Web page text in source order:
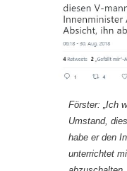
Förster: „Ich
Umstand,
habe er den
unterrichtet